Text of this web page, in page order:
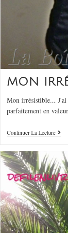
MON
Mon irrésistible... J'ai
parfaitement en
Continuer La Lecture